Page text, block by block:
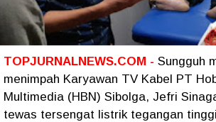
TOPJURNALNEWS.COM - Sungguh
menimpah Karyawan TV Kabel PT
Multimedia (HBN) Sibolga, Jefri
tewas tersengat listrik tegangan